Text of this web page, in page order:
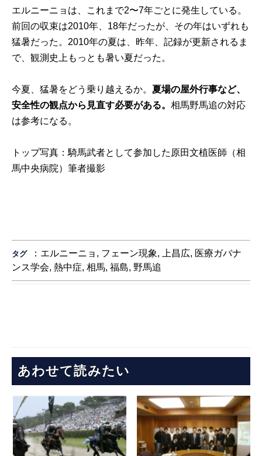
エルニーニョは、これまで2〜7年ごとに発生している。
前回の収束は2010年、18年だったが、その年はいずれも
猛暑だった。2010年の夏は、昨年、記録が更新されるま
で、観測史上もっとも暑い夏だった。
今夏、猛暑をどう乗り越えるか。夏場の屋外行事など、
安全性の観点から見直す必要がある。相馬野馬追の対応
は参考になる。
トップ写真：騎馬武者として参加した原田文植医師（相
馬中央病院）筆者撮影
タグ ： エルニーニョ , フェーン現象, 上昌広, 医療ガバナ
ンス学会,熱中症,相馬,福島, 野馬追
あわせて読みたい